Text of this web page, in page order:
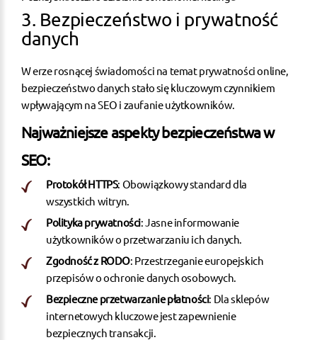
3. Bezpieczeństwo i prywatność
danych
W erze rosnącej świadomości na temat prywatności online,
bezpieczeństwo danych stało się kluczowym czynnikiem
wpływającym na SEO i zaufanie użytkowników.
Najważniejsze aspekty bezpieczeństwa w
SEO:
Protokół HTTPS: Obowiązkowy standard dla
wszystkich witryn.
Polityka prywatności: Jasne informowanie
użytkowników o przetwarzaniu ich danych.
Zgodność z RODO: Przestrzeganie europejskich
przepisów o ochronie danych osobowych.
Bezpieczne przetwarzanie płatności: Dla sklepów
internetowych kluczowe jest zapewnienie
bezpiecznych transakcji.